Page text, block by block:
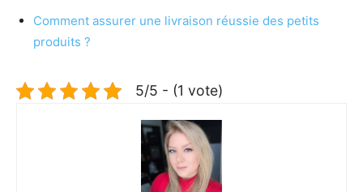
Comment assurer une livraison réussie des petits
produits ?
5/5 - (1 vote)